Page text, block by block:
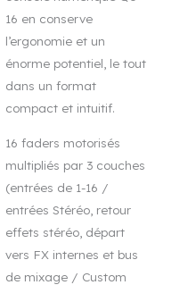
16 en conserve
l’ergonomie et un
énorme potentiel, le tout
dans un format
compact et intuitif.
16 faders motorisés
multipliés par 3 couches
(entrées de 1-16 /
entrées Stéréo, retour
effets stéréo, départ
vers FX internes et bus
de mixage / Custom